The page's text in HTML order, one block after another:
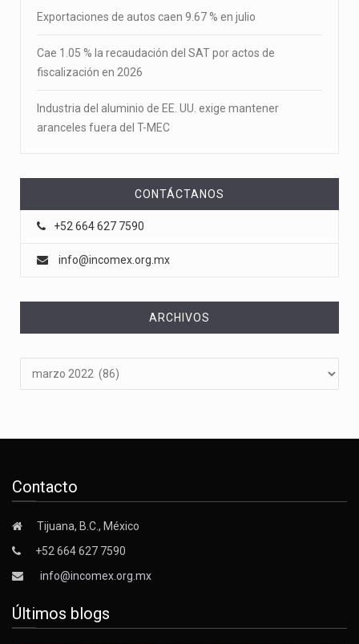
Exportaciones de autos caen 9.67 % en julio
Cae 1.05 % la recaudación del SAT por actos de
fiscalización en 2026
Industria del aluminio de EE. UU. exige mantener
aranceles fuera del T-MEC
CONTÁCTANOS
+52 664 627 7590
info@incomex.org.mx
ARCHIVOS
Contacto
Tijuana, B.C., México
+52 664 627 7590
info@incomex.org.mx
Últimos blogs